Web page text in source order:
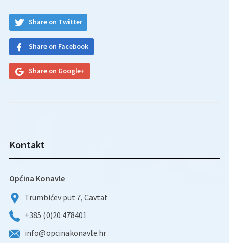
Share on Twitter
Share on Facebook
Share on Google+
Kontakt
Općina Konavle
Trumbićev put 7, Cavtat
+385 (0)20 478401
info@opcinakonavle.hr